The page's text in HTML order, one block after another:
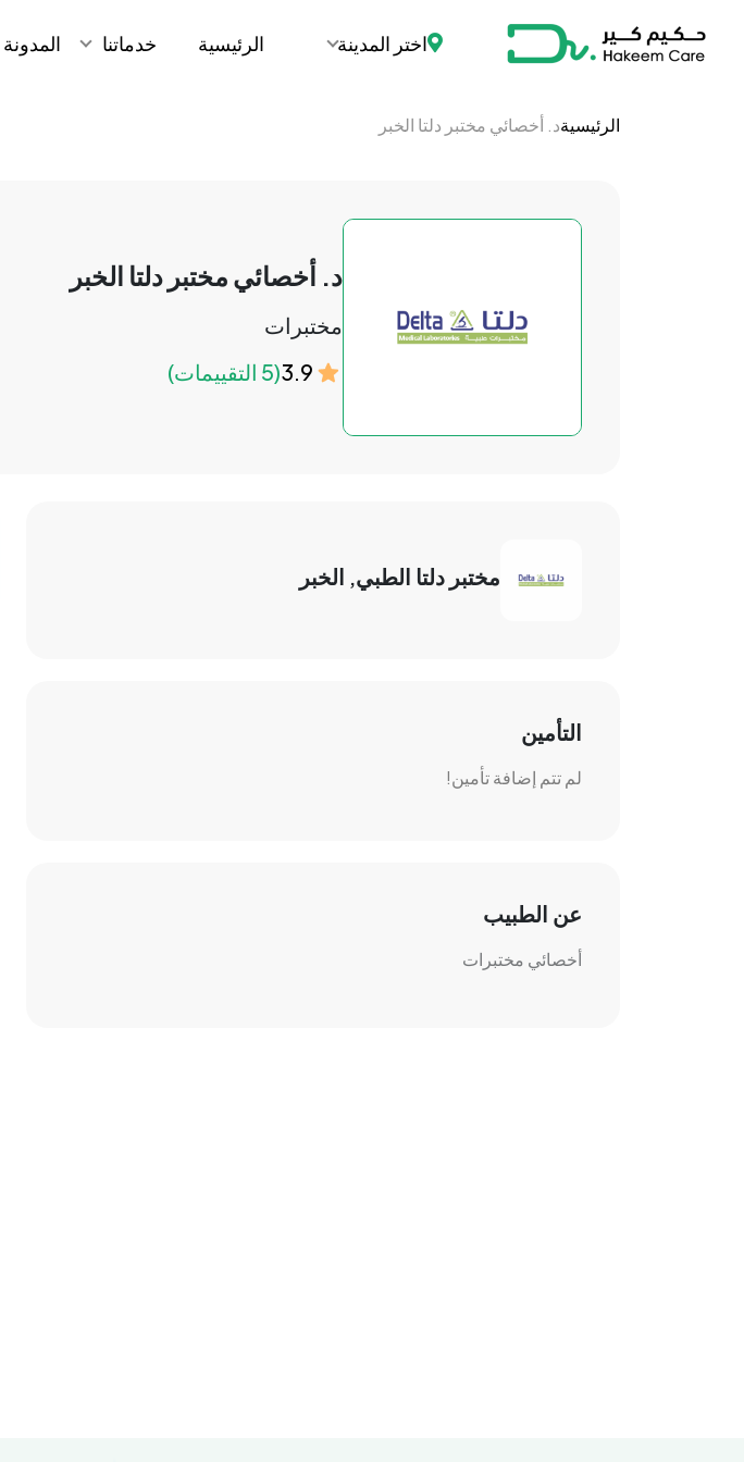
اختر المدينة الرئيسية خدماتنا المدونة
الرئيسيةد. أخصائي مختبر دلتا الخبر
د. أخصائي مختبر دلتا الخبر
مختبرات
3.9(5 التقييمات)
مختبر دلتا الطبي, الخبر
التأمين
لم تتم إضافة تأمين!
عن الطبيب
أخصائي مختبرات